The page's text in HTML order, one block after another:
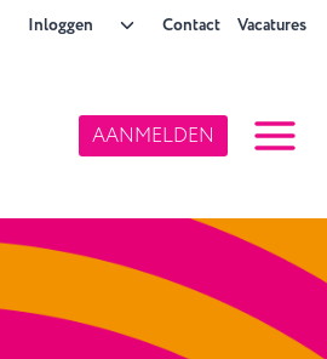
Inloggen
ToggleContact Vacatures
AANMELDEN